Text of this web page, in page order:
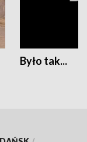
Było tak...